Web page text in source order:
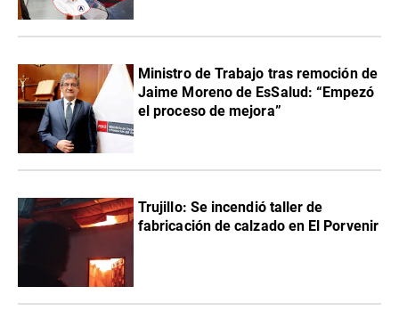
Ministro de Trabajo tras remoción de
Jaime Moreno de EsSalud: “Empezó
el proceso de mejora”
Trujillo: Se incendió taller de
fabricación de calzado en El Porvenir